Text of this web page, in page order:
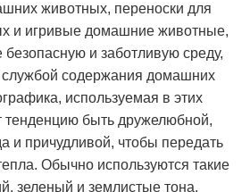
животных, переноски для
и игривые домашние животные,
и заботливую среду,
содержания домашних
используемая в этих
тенденцию быть дружелюбной,
и причудливой, чтобы передать
Обычно используются такие
зеленый и землистые тона,